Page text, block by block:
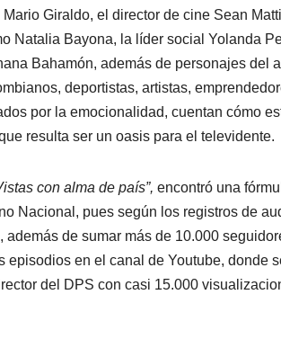
Giraldo, el director de cine Sean
Natalia Bayona, la líder social Yolanda
Bahamón, además de personajes del
deportistas, artistas,
por la emocionalidad, cuentan cómo
resulta ser un oasis para el televidente.
con alma de país”, encontró una
Nacional, pues según los registros de
además de sumar más de 10.000
episodios en el canal de Youtube, donde
del DPS con casi 15.000